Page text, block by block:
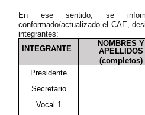
En ese sentido, se
conformado/actualizado el CAE,
integrantes:
INTEGRANTE
NOMBRES Y
APELLIDOS
(completos)
Presidente
Secretario
Vocal 1